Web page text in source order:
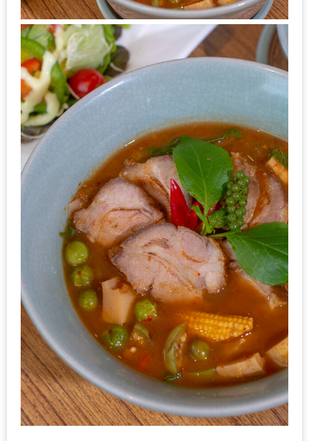
เบียร์
ที่
ใหญ่
ที่สุด
ใน
โลก
แรม
ฮอ
ลิ
เดย์
อินน์
เชียงใหม่
PANDA
TIME
ทำไม
เรา
ไม่
ทำ